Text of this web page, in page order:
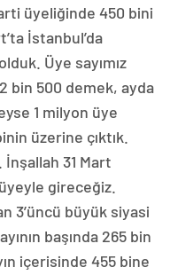
üyeliğinde 450 bini
İstanbul’da
Üye sayımız
bin 500 demek, ayda
1 milyon üye
üzerine çıktık.
31 Mart
gireceğiz.
3’üncü büyük siyasi
başında 265 bin
içerisinde 455 bine